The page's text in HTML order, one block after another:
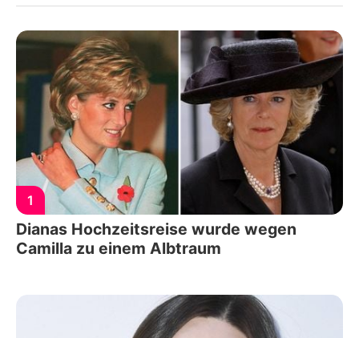
1
Dianas Hochzeitsreise wurde wegen
Camilla zu einem Albtraum